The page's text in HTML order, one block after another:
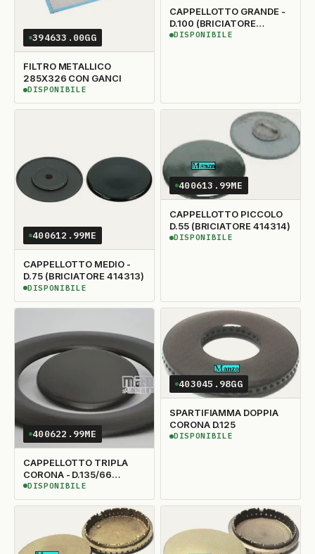
394633.00GG
FILTRO METALLICO
285X326 CON GANCI
DISPONIBILE
DISPONIBILE
CAPPELLOTTO GRANDE -
D.100 (BRICIATORE
414312)
DISPONIBILE
DISPONIBILE
400612.99ME
CAPPELLOTTO MEDIO -
D.75 (BRICIATORE 414313)
DISPONIBILE
DISPONIBILE
400613.99ME
CAPPELLOTTO PICCOLO
D.55 (BRICIATORE 414314)
DISPONIBILE
DISPONIBILE
400622.99ME
CAPPELLOTTO TRIPLA
CORONA - D.135/66
(BRUCIATORE 414332)
DISPONIBILE
DISPONIBILE
403045.98GG
SPARTIFIAMMA DOPPIA
CORONA D.125
DISPONIBILE
DISPONIBILE